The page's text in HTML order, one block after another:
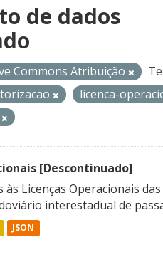
de dados
Commons Atribuição
licenca-
[Descontinuado]
Licenças Operacionais
interestadual de
JSON